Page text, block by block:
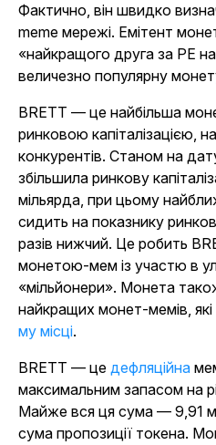
Фактично, він швидко
meme мережі. Емітент
«найкращого друга за PE
величезно популярну
BRETT — це найбільша
ринковою капіталізацією,
конкурентів. Станом на
збільшила ринкову
мільярда, при цьому
сидить на показнику
разів нижчий. Це робить
монетою-мем із участю в
«мільйонери». Монета
найкращих монет-мемів,
му місці.
BRETT — це дефляційна
максимальним запасом на
Майже вся ця сума — 9,91
сума пропозиції токена.